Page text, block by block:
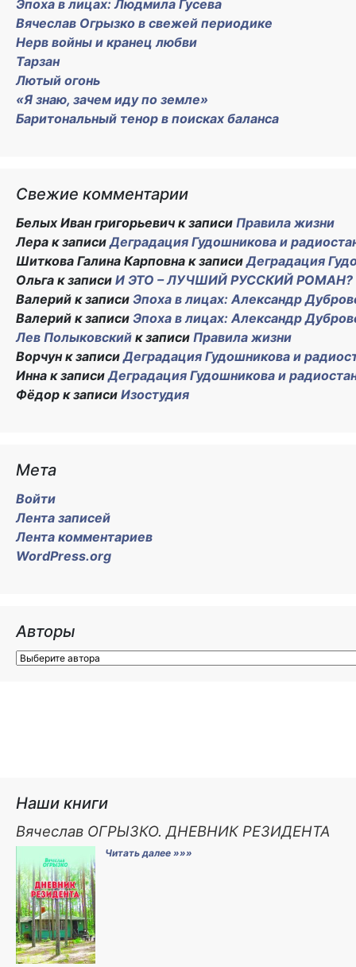
Эпоха в лицах: Людмила Гусева
Вячеслав Огрызко в свежей периодике
Нерв войны и кранец любви
Тарзан
Лютый огонь
«Я знаю, зачем иду по земле»
Баритональный тенор в поисках баланса
Свежие комментарии
Белых Иван григорьевичк записи Правила жизни
Лера к записиДеградация Гудошникова и
Шиткова Галина Карповна к записиДеградация
Ольга к записи И ЭТО – ЛУЧШИЙ РУССКИЙ
Валерий к записи Эпоха в лицах: Александр
Валерий к записи Эпоха в лицах: Александр
Лев Полыковский к записи Правила жизни
Ворчунк записиДеградация Гудошникова и
Инна к записиДеградация Гудошникова и
Фёдор к записи Изостудия
Мета
Войти
Лента записей
Лента комментариев
WordPress.org
Авторы
Наши книги
Вячеслав ОГРЫЗКО. ДНЕВНИК РЕЗИДЕНТА
Читать далее »»»